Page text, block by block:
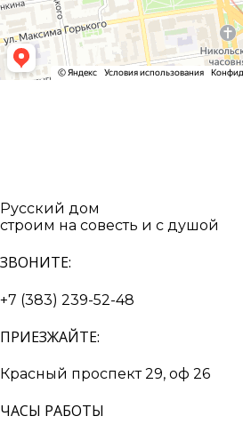
Русский дом
строим на совесть и с душой
ЗВОНИТЕ:
+7 (383) 239-52-48
ПРИЕЗЖАЙТЕ:
Красный проспект 29, оф 26
ЧАСЫ РАБОТЫ